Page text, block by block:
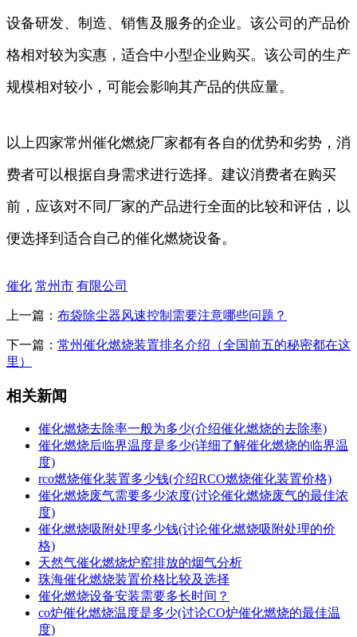
设备研发、制造、销售及服务的企业。该公司的产品价
格相对较为实惠，适合中小型企业购买。该公司的生产
规模相对较小，可能会影响其产品的供应量。
以上四家常州催化燃烧厂家都有各自的优势和劣势，消
费者可以根据自身需求进行选择。建议消费者在购买
前，应该对不同厂家的产品进行全面的比较和评估，以
便选择到适合自己的催化燃烧设备。
催化 常州市 有限公司
上一篇： 布袋除尘器风速控制需要注意哪些问题？
下一篇： 常州催化燃烧装置排名介绍（全国前五的秘密都在这
里）
相关新闻
催化燃烧去除率一般为多少(介绍催化燃烧的去除率)
催化燃烧后临界温度是多少(详细了解催化燃烧的临界温
度)
rco燃烧催化装置多少钱(介绍RCO燃烧催化装置价格)
催化燃烧废气需要多少浓度(讨论催化燃烧废气的最佳浓
度)
催化燃烧吸附处理多少钱(讨论催化燃烧吸附处理的价
格)
天然气催化燃烧炉窑排放的烟气分析
珠海催化燃烧装置价格比较及选择
催化燃烧设备安装需要多长时间？
co炉催化燃烧温度是多少(讨论CO炉催化燃烧的最佳温
度)